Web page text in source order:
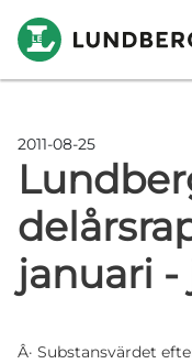
Hoppa till
2011-08-25
januari -
Â· Substansvärdet